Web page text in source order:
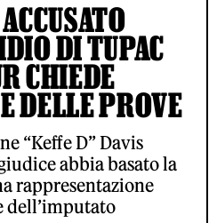
DI TUPAC
CHIEDE
DELLE PROVE
“Keffe D” Davis
abbia basato la
rappresentazione
dell’imputato